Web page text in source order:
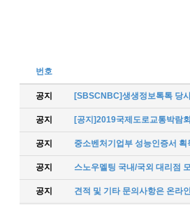
번호
공지 [SBSCNBC]생생정보톡톡 당
공지 [공지]2019국제도로교통박람회
공지 중소벤처기업부 성능인증서 획
공지 스노우멜팅 국내/국외 대리점
공지 견적 및 기타 문의사항은 온라